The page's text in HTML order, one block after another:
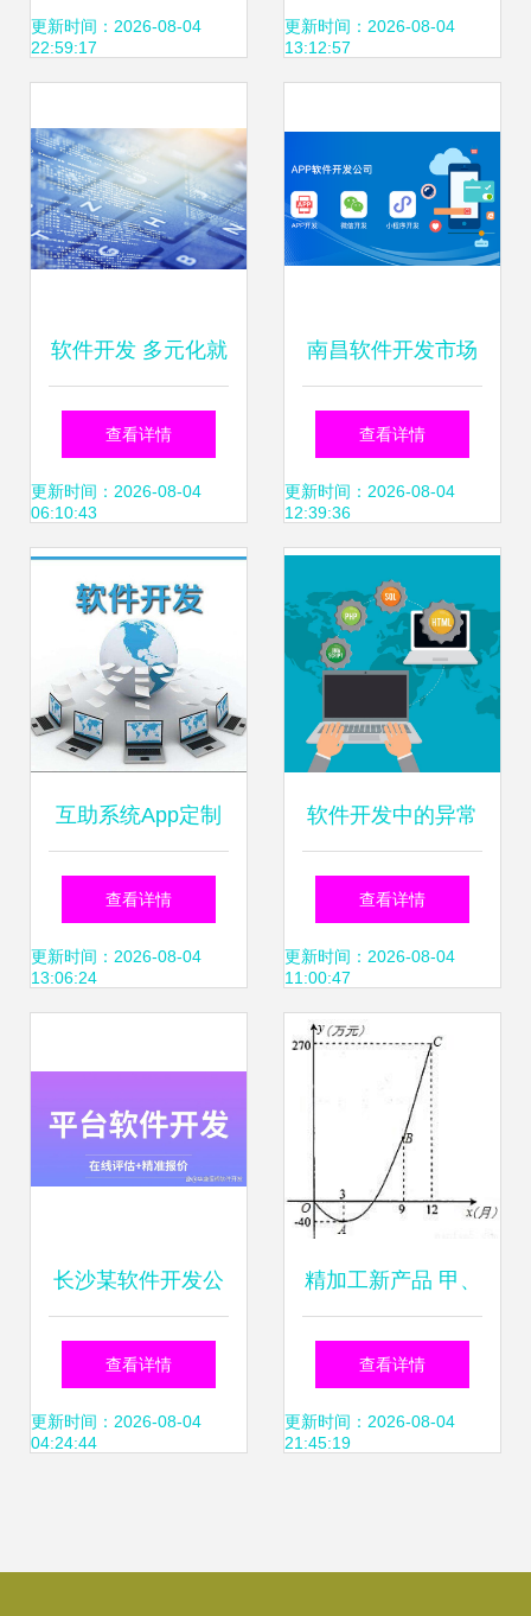
世界
更新时间：2026-08-04
22:59:17
开发方式详解
更新时间：2026-08-04
13:12:57
软件开发 多元化就
业方向与广阔前景
展望
查看详情
更新时间：2026-08-04
06:10:43
南昌软件开发市场
探析 APP开发与网
络开发公司的机遇
查看详情
更新时间：2026-08-04
12:39:36
互助系统App定制
开发 现成方案加速
搭建，高效赋能社
查看详情
更新时间：2026-08-04
13:06:24
软件开发中的异常
处理与错误日志记
录 构建稳健应用的
查看详情
更新时间：2026-08-04
11:00:47
长沙某软件开发公
司乱象 APP开发行
业的警示
查看详情
更新时间：2026-08-04
04:24:44
精加工新产品 甲、
乙工厂加工效率对
比与选择
查看详情
更新时间：2026-08-04
21:45:19